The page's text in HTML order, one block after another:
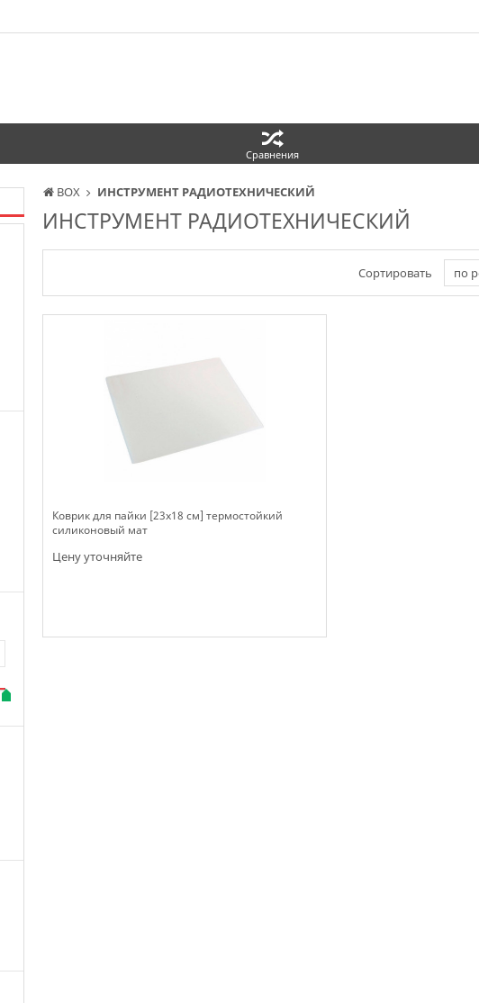
BOX ИНСТРУМЕНТ РАДИОТЕХНИЧЕСКИЙ
ИНСТРУМЕНТ РАДИОТЕХНИЧЕСКИЙ
Сортировать по
Коврик для пайки [23х18 см] термостойкий
силиконовый мат
Цену уточняйте
Сравнения